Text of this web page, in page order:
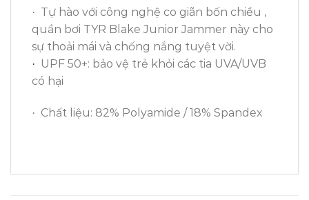
· Tự hào với công nghệ co giãn bốn chiều ,
quần bơi TYR Blake Junior Jammer này cho
sự thoải mái và chống nắng tuyệt vời.
· UPF 50+: bảo vệ trẻ khỏi các tia UVA/UVB
có hại
· Chất liệu: 82% Polyamide / 18% Spandex